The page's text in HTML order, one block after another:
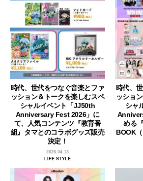
時代、世代をつなぐ音楽とファ
ッション＆トークを楽しむスペ
シャルイベント「JJ50th
Anniversary Fest 2026」に
て、人気コンテンツ『教育番
組』タマとのコラボグッズ販売
決定！
2026.04.13
LIFE STYLE
時代、
ッショ
シャ
める
BOOK